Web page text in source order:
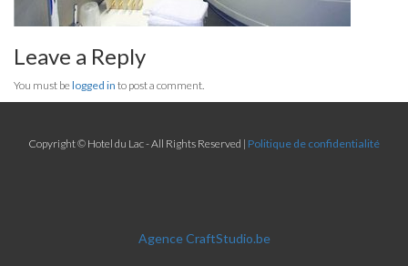
Leave a Reply
You must belogged in to post a comment.
Copyright © Hotel du Lac - All Rights Reserved | Politique de confidentialité
Agence CraftStudio.be